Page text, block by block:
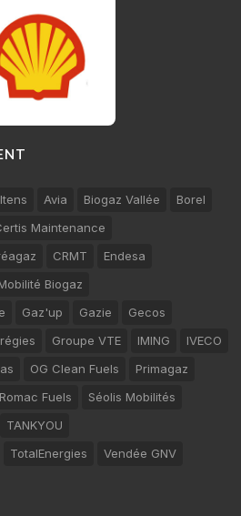
Avia Biogaz Vallée
Borel
Maintenance
CRMT
Endesa
Biogaz
Gaz'up Gazie
Gecos
Groupe VTE IMING
IVECO
OG Clean Fuels
Primagaz
Romac Fuels
Séolis Mobilités
TANKYOU
TotalEnergies Vendée GNV